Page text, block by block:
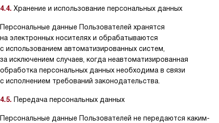
4.4. Хранение и использование персональных данных
Персональные данные Пользователей хранятся
на электронных носителях и обрабатываются
с использованием автоматизированных систем,
за исключением случаев, когда неавтоматизированная
обработка персональных данных необходима в связи
с исполнением требований законодательства.
4.5. Передача персональных данных
Персональные данные Пользователей не передаются каким-